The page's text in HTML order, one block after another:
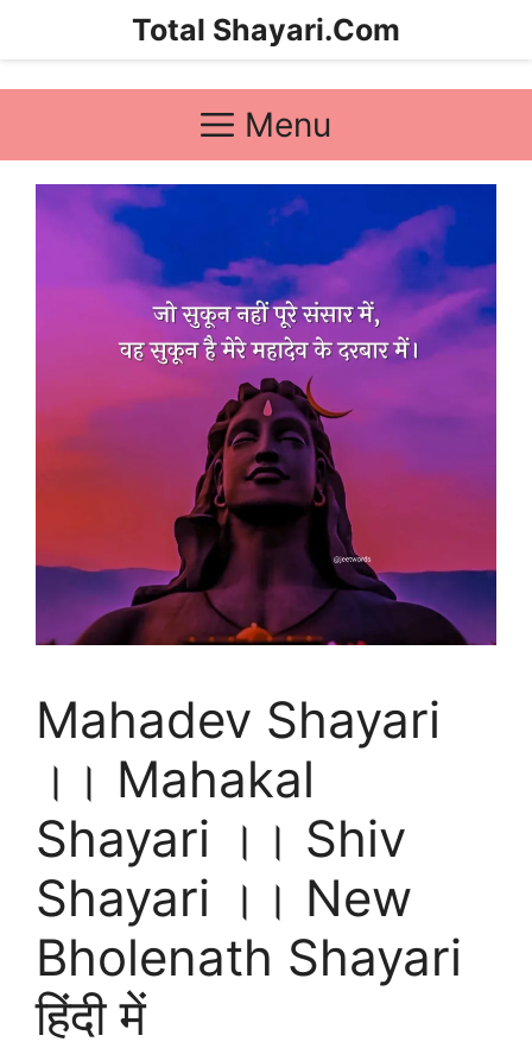
Total Shayari.Com
Menu
Mahadev Shayari
।। Mahakal
Shayari ।। Shiv
Shayari ।। New
Bholenath Shayari
हिंदी में